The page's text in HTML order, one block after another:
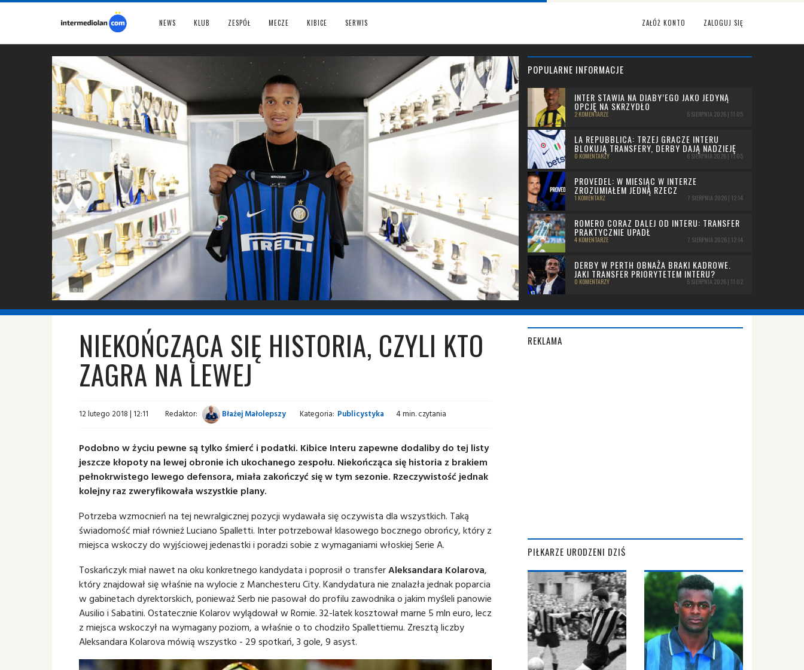
NEWS KLUB ZESPÓŁ MECZE KIBICE SERWIS ZAŁÓŻ KONTO ZALOGUJ SIĘ
fot. © inter.it
POPULARNE INFORMACJE
INTER STAWIA NA DIABY’EGO JAKO JEDYNĄ
OPCJĘ NA SKRZYDŁO
2 KOMENTARZE 6 SIERPNIA 2026 | 11:05
LA REPUBBLICA: TRZEJ GRACZE INTERU
BLOKUJĄ TRANSFERY, DERBY DAJĄ NADZIEJĘ
0 KOMENTARZY 6 SIERPNIA 2026 | 11:05
PROVEDEL: W MIESIĄC W INTERZE
ZROZUMIAŁEM JEDNĄ RZECZ
1 KOMENTARZ 7 SIERPNIA 2026 | 12:14
ROMERO CORAZ DALEJ OD INTERU: TRANSFER
PRAKTYCZNIE UPADŁ
4 KOMENTARZE 7 SIERPNIA 2026 | 12:14
DERBY W PERTH OBNAŻA BRAKI KADROWE.
JAKI TRANSFER PRIORYTETEM INTERU?
0 KOMENTARZY 6 SIERPNIA 2026 | 11:02
NIEKOŃCZĄCA SIĘ HISTORIA, CZYLI KTO
ZAGRA NA LEWEJ
12 lutego 2018 | 12:11 Redaktor: Błażej Małolepszy Kategoria: Publicystyka 4 min. czytania
Podobno w życiu pewne są tylko śmierć i podatki. Kibice Interu zapewne dodaliby do tej listy
jeszcze kłopoty na lewej obronie ich ukochanego zespołu. Niekończąca się historia z brakiem
pełnokrwistego lewego defensora, miała zakończyć się w tym sezonie. Rzeczywistość jednak
kolejny raz zweryfikowała wszystkie plany.
Potrzeba wzmocnień na tej newralgicznej pozycji wydawała się oczywista dla wszystkich. Taką
świadomość miał również Luciano Spalletti. Inter potrzebował klasowego bocznego obrońcy, który z
miejsca wskoczy do wyjściowej jedenastki i poradzi sobie z wymaganiami włoskiej Serie A.
Toskańczyk miał nawet na oku konkretnego kandydata i poprosił o transferAleksandara Kolarova,
który znajdował się właśnie na wylocie z Manchesteru City. Kandydatura nie znalazła jednak poparcia
w gabinetach dyrektorskich, ponieważ Serb nie pasował do profilu zawodnika o jakim myśleli panowie
Ausilio i Sabatini. Ostatecznie Kolarov wylądował w Romie. 32-latek kosztował marne 5 mln euro, lecz
z miejsca wskoczył na wymagany poziom, a właśnie o to chodziło Spallettiemu. Zresztą liczby
Aleksandara Kolarova mówią wszystko - 29 spotkań, 3 gole, 9 asyst.
REKLAMA
PIŁKARZE URODZENI DZIŚ